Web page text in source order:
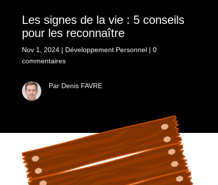
Les signes de la vie : 5 conseils
pour les reconnaître
Nov 1, 2024| Développement Personnel| 0
commentaires
Par Denis FAVRE